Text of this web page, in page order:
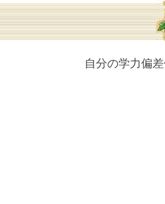
自分の学力偏